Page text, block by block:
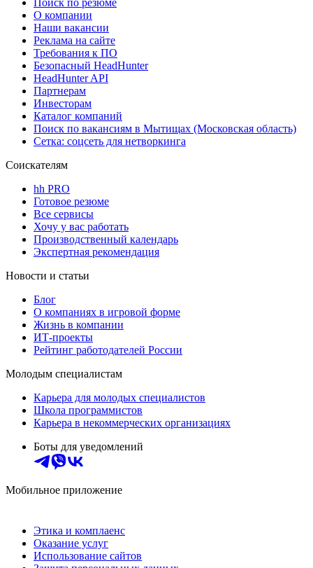
Поиск по резюме
О компании
Наши вакансии
Реклама на сайте
Требования к ПО
Безопасный HeadHunter
HeadHunter API
Партнерам
Инвесторам
Каталог компаний
Поиск по вакансиям в Мытищах (Московская область)
Сетка: соцсеть для нетворкинга
Соискателям
hh PRO
Готовое резюме
Все сервисы
Хочу у вас работать
Производственный календарь
Экспертная рекомендация
Новости и статьи
Блог
О компаниях в игровой форме
Жизнь в компании
ИТ-проекты
Рейтинг работодателей России
Молодым специалистам
Карьера для молодых специалистов
Школа программистов
Карьера в некоммерческих организациях
Боты для уведомлений
Мобильное приложение
Этика и комплаенс
Оказание услуг
Использование сайтов